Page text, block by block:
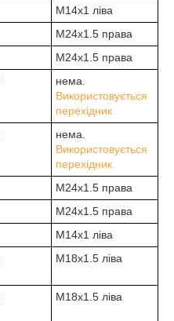
M14x1 ліва
М24х1.5 права
М24х1.5 права
нема.
Використовується
перехідник
нема.
Використовується
перехідник
М24х1.5 права
М24х1.5 права
M14x1 ліва
М18х1.5 ліва
М18х1.5 ліва